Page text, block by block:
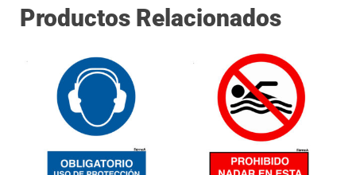
Productos Relacionados